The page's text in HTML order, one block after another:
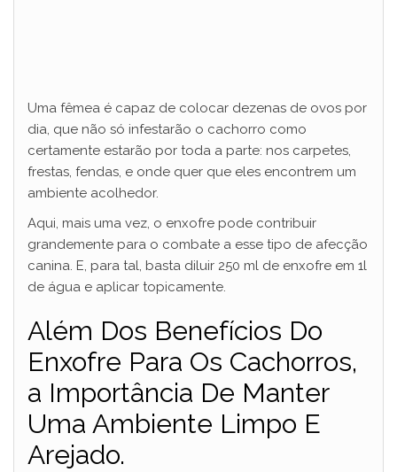
Uma fêmea é capaz de colocar dezenas de ovos por
dia, que não só infestarão o cachorro como
certamente estarão por toda a parte: nos carpetes,
frestas, fendas, e onde quer que eles encontrem um
ambiente acolhedor.
Aqui, mais uma vez, o enxofre pode contribuir
grandemente para o combate a esse tipo de afecção
canina. E, para tal, basta diluir 250 ml de enxofre em 1l
de água e aplicar topicamente.
Além Dos Benefícios Do
Enxofre Para Os Cachorros,
a Importância De Manter
Uma Ambiente Limpo E
Arejado.